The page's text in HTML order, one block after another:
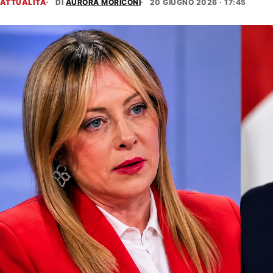
ATTUALITÀ DI AURORA MORICONI 20 GIUGNO 2026 · 17:45